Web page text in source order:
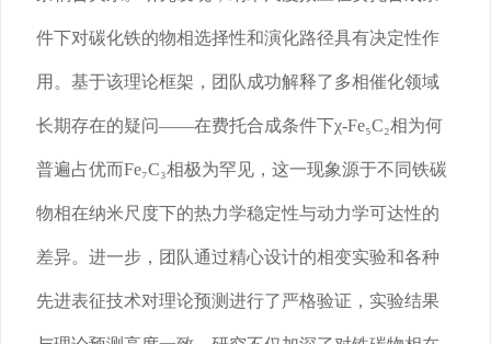
件下对碳化铁的物相选择性和演化路径具有决定性作
用。基于该理论框架，团队成功解释了多相催化领域
长期存在的疑问——在费托合成条件下χ-Fe₅C₂相为何
普遍占优而Fe₇C₃相极为罕见，这一现象源于不同铁碳
物相在纳米尺度下的热力学稳定性与动力学可达性的
差异。进一步，团队通过精心设计的相变实验和各种
先进表征技术对理论预测进行了严格验证，实验结果